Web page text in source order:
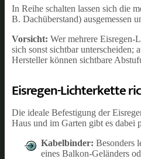
In Reihe schalten lassen sich die
B. Dachüberstand) ausgemessen
Vorsicht: Wer mehrere Eisregen-
sich sonst sichtbar
Hersteller können sichtbare
Eisregen-Lichterkette
Die ideale Befestigung der
Haus und im Garten gibt es dabei
Kabelbinder: Besonders
eines Balkon-Geländers